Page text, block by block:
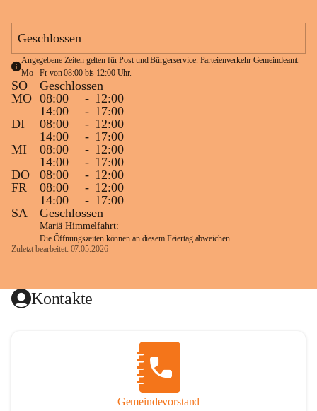
Geschlossen
Angegebene Zeiten gelten für Post und Bürgerservice. Parteienverkehr Gemeindeamt
Mo - Fr von 08:00 bis 12:00 Uhr.
SO
Geschlossen
MO 08:00 - 12:00
14:00
- 17:00
DI
08:00 - 12:00
14:00
- 17:00
MI
08:00 - 12:00
14:00
- 17:00
DO
08:00 - 12:00
FR
08:00 - 12:00
14:00
- 17:00
SA
Geschlossen
Mariä Himmelfahrt:
Die Öffnungszeiten können an diesem Feiertag abweichen.
Zuletzt bearbeitet: 07.05.2026
Kontakte
Gemeindevorstand